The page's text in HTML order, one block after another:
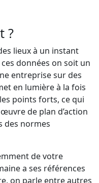
?
lieux à un instant
données on soit un
entreprise sur des
en lumière à la fois
points forts, ce qui
de plan d’action
des normes
de votre
a ses références
on parle entre autres